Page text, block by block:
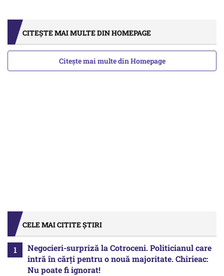
CITEȘTE MAI MULTE DIN HOMEPAGE
Citește mai multe din Homepage
CELE MAI CITITE ȘTIRI
Negocieri-surpriză la Cotroceni. Politicianul care
intră în cărți pentru o nouă majoritate. Chirieac:
Nu poate fi ignorat!